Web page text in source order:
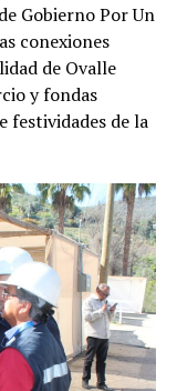
Gobierno Por Un
conexiones
de Ovalle
y fondas
festividades de la